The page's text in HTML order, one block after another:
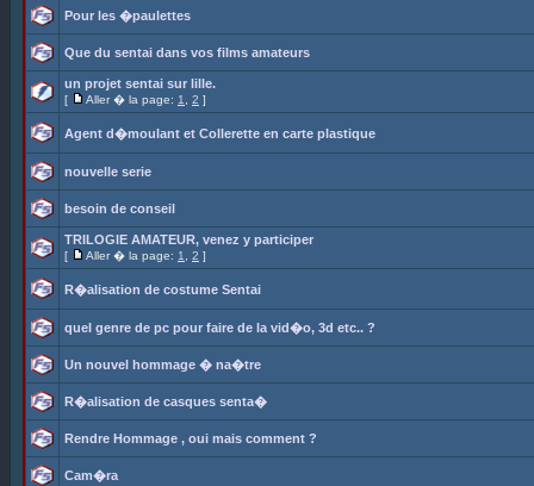
Pour les �paulettes
Que du sentai dans vos films amateurs
un projet sentai sur lille.
[ Aller � la page: 1 2 ]
Agent d�moulant et Collerette en carte plastique
nouvelle serie
besoin de conseil
TRILOGIE AMATEUR, venez y participer
[ Aller � la page: 1 2 ]
R�alisation de costume Sentai
quel genre de pc pour faire de la vid�o, 3d etc.. ?
Un nouvel hommage � na�tre
R�alisation de casques senta�
Rendre Hommage , oui mais comment ?
Cam�ra